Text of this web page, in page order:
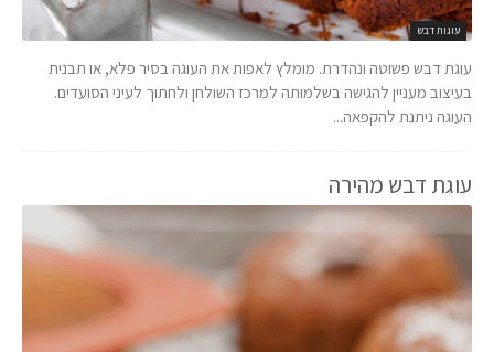
עוגות דבש
עוגת דבש פשוטה ונהדרת. מומלץ לאפות את העוגה בסיר פלא, או תבנית
בעיצוב מעניין להגישה בשלמותה למרכז השולחן ולחתוך לעיני הסועדים.
העוגה ניתנת להקפאה...
עוגת דבש מהירה